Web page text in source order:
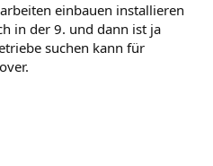
einbauen installieren
in der 9. und dann ist ja
suchen kann für